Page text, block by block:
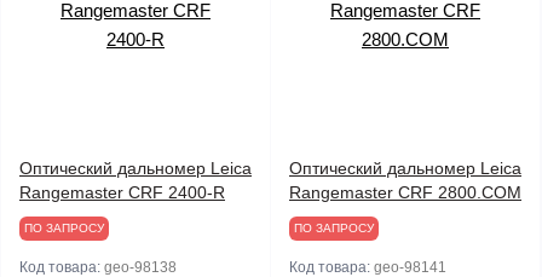
Оптический дальномер Leica
Rangemaster CRF 2400-R
ПО ЗАПРОСУ
Код товара: geo-98138
Оптический дальномер Leica
Rangemaster CRF 2800.COM
ПО ЗАПРОСУ
Код товара: geo-98141